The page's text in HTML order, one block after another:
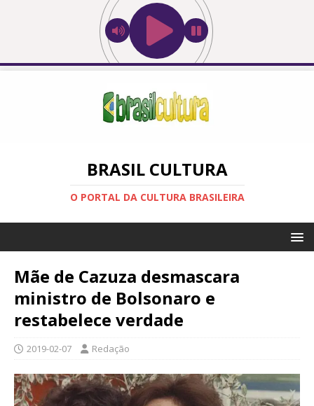
BRASIL CULTURA
O PORTAL DA CULTURA BRASILEIRA
Mãe de Cazuza desmascara
ministro de Bolsonaro e
restabelece verdade
2019-02-07 Redação